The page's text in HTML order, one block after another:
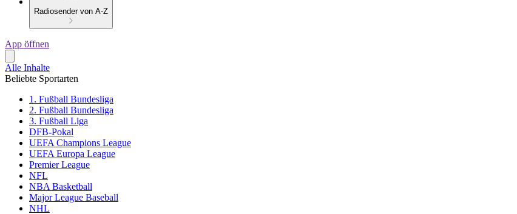
Radiosender von A-Z
App öffnen
Alle Inhalte
Beliebte Sportarten
1. Fußball Bundesliga
2. Fußball Bundesliga
3. Fußball Liga
DFB-Pokal
UEFA Champions League
UEFA Europa League
Premier League
NFL
NBA Basketball
Major League Baseball
NHL